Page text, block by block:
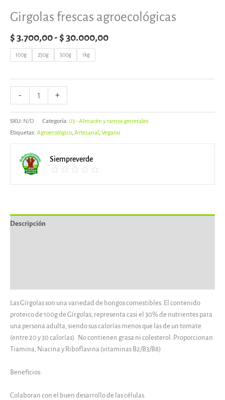
Girgolas frescas agroecológicas
$3.700,00- $30.000,00
100g 250g 500g 1kg
- +
SKU: N/D Categoría: 03 - Almacén y ramos generales
Etiquetas: Agroecológico,Artesanal ,Vegano
Siempreverde
Descripción
Las Gírgolas son una variedad de hongos comestibles. El contenido
proteico de 100g de Gírgolas, representa casi el 30% de nutrientes para
una persona adulta, siendo sus calorías menos que las de un tomate
(entre 20 y 30 calorías). No contienen grasa ni colesterol. Proporcionan
Tiamina, Niacina y Riboflavina (vitaminas B2/B3/B8)
Beneficios:
Colaboran con el buen desarrollo de las células.